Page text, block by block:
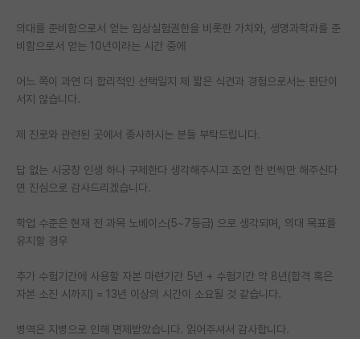
의대를 준비함으로서 얻는 임상실험권한을 비롯한 가치와, 생명과학과를 준
비함으로서 얻는 10년이라는 시간 중에
어느 쪽이 과연 더 합리적인 선택일지 제 짧은 식견과 경험으로서는 판단이
서지 않습니다.
제 진로와 관련된 곳에서 종사하시는 분들 부탁드립니다.
답 없는 시궁창 인생 하나 구제한다 생각해주시고 조언 한 번씩만 해주신다
면 진심으로 감사드리겠습니다.
학업 수준은 현재 전 과목 노베이스(5~7등급) 으로 생각되며, 의대 목표를
유지할 경우
추가 수험기간에 사용할 자본 마련기간 5년 + 수험기간 약 8년(합격 혹은
자본 소진 시까지) = 13년 이상의 시간이 소요될 것 같습니다.
병역은 지병으로 인해 면제받았습니다. 읽어주셔서 감사합니다.